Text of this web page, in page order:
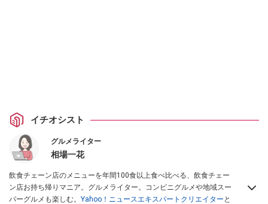
イチオシスト
グルメライター
相場一花
飲食チェーン店のメニューを年間100食以上食べ比べる、飲食チェー
ン店お持ち帰りマニア。グルメライター。コンビニグルメや地域スー
パーグルメも楽しむ。 Yahoo！ニュースエキスパートクリエイター と